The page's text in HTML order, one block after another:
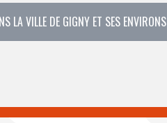
LA VILLE DE GIGNY ET SES ENVIRONS